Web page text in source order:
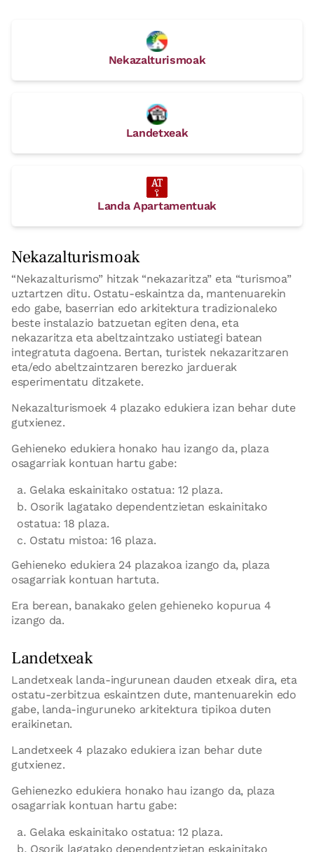
Nekazalturismoak
Landetxeak
Landa Apartamentuak
Nekazalturismoak
“Nekazalturismo” hitzak “nekazaritza” eta “turismoa”
uztartzen ditu. Ostatu-eskaintza da, mantenuarekin
edo gabe, baserrian edo arkitektura tradizionaleko
beste instalazio batzuetan egiten dena, eta
nekazaritza eta abeltzaintzako ustiategi batean
integratuta dagoena. Bertan, turistek nekazaritzaren
eta/edo abeltzaintzaren berezko jarduerak
esperimentatu ditzakete.
Nekazalturismoek 4 plazako edukiera izan behar dute
gutxienez.
Gehieneko edukiera honako hau izango da, plaza
osagarriak kontuan hartu gabe:
Gelaka eskainitako ostatua: 12 plaza.
Osorik lagatako dependentzietan eskainitako
ostatua: 18 plaza.
Ostatu mistoa: 16 plaza.
Gehieneko edukiera 24 plazakoa izango da, plaza
osagarriak kontuan hartuta.
Era berean, banakako gelen gehieneko kopurua 4
izango da.
Landetxeak
Landetxeak landa-ingurunean dauden etxeak dira, eta
ostatu-zerbitzua eskaintzen dute, mantenuarekin edo
gabe, landa-inguruneko arkitektura tipikoa duten
eraikinetan.
Landetxeek 4 plazako edukiera izan behar dute
gutxienez.
Gehienezko edukiera honako hau izango da, plaza
osagarriak kontuan hartu gabe:
Gelaka eskainitako ostatua: 12 plaza.
Osorik lagatako dependentzietan eskainitako